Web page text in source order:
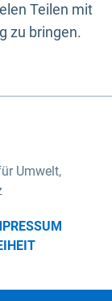
Teilen mit
zu bringen.
Umwelt,